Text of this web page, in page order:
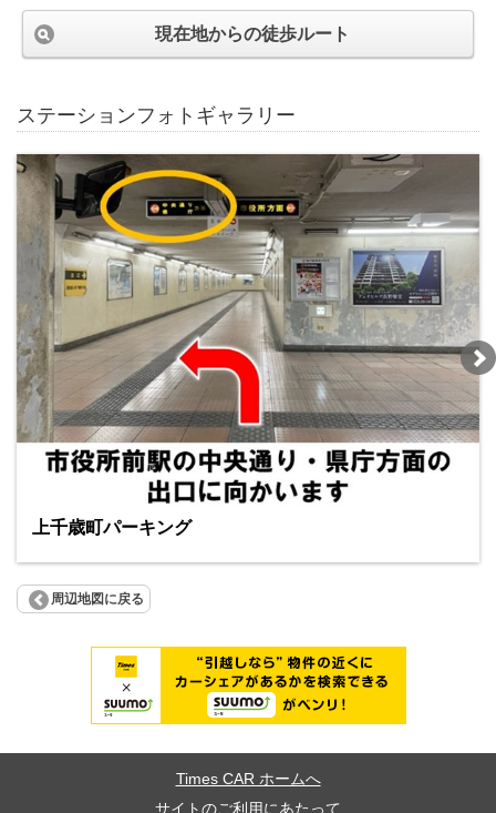
現在地からの徒歩ルート
ステーションフォトギャラリー
上千歳町パーキング
周辺地図に戻る
Times CAR ホームへ
サイトのご利用にあたって